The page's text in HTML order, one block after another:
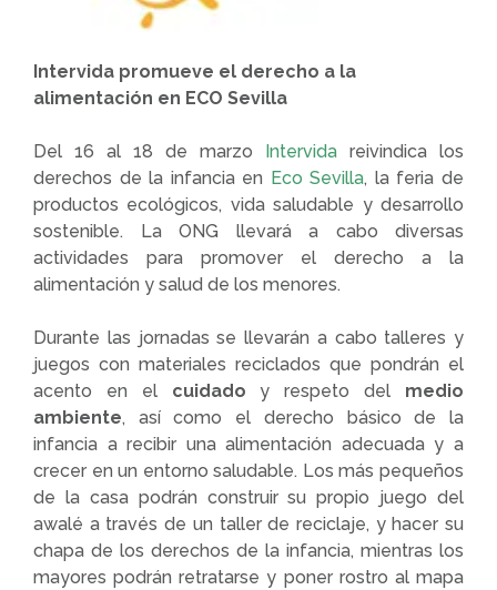
Intervida promueve el derecho a la
alimentación en ECO Sevilla
Del 16 al 18 de marzo Intervida reivindica los
derechos de la infancia en Eco Sevilla, la feria de
productos ecológicos, vida saludable y desarrollo
sostenible. La ONG llevará a cabo diversas
actividades para promover el derecho a la
alimentación y salud de los menores.
Durante las jornadas se llevarán a cabo talleres y
juegos con materiales reciclados que pondrán el
acento en el cuidado y respeto del medio
ambiente, así como el derecho básico de la
infancia a recibir una alimentación adecuada y a
crecer en un entorno saludable. Los más pequeños
de la casa podrán construir su propio juego del
awalé a través de un taller de reciclaje, y hacer su
chapa de los derechos de la infancia, mientras los
mayores podrán retratarse y poner rostro al mapa